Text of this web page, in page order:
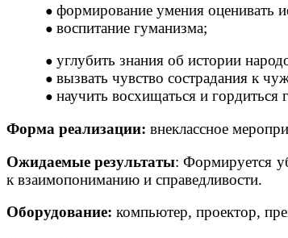
формирование умения оценивать
воспитание гуманизма;
углубить знания об истории
вызвать чувство сострадания к
научить восхищаться и
Форма реализации: внеклассное
Ожидаемые результаты: Формируется
к взаимопониманию и справедливости.
Оборудование: компьютер, проектор,